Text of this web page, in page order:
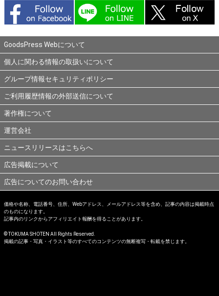
GoodsPress Webについて
個人に関わる情報の取扱いについて
グループ情報セキュリティポリシー
ご利用履歴情報の外部送信について
著作権について
運営会社
ニュースリリースはこちらへ
広告掲載について
広告についてのお問い合わせ
価格や名称、電話番号、住所、Webアドレス、メールアドレス等を含め、記事の内容は掲載時点
のものになります。
記事内のリンクからアフィリエイト報酬を得ることがあります。
© TOKUMA SHOTEN All Rights Reserved.
掲載の記事・写真・イラスト等のすべてのコンテンツの無断複写・転載を禁じます。